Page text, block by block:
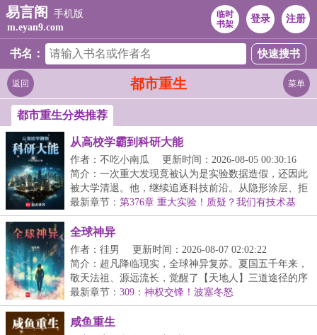
易言阁
手机版
m.eyan9.com
临时
书架
登录 注册
书名：
都市重生
返回 菜单
都市重生分类推荐
从高校学霸到科研大能
作者：不吃小南瓜
更新时间：2026-08-05 00:30:16
简介：一次重大发现竟被认为是实验数据造假，还因此
被大学清退。他，继续追逐科技前沿。从隐形涂层、拒
阻...
最新章节： 第376章 重大实验！质疑？我们有技术基
础！
全球神异
作者：徍男
更新时间：2026-08-07 02:02:22
简介：超凡降临现实，全球神异复苏。夏国五千年来，
敬天法祖、源远流长，觉醒了【天地人】三道途径的序
列...
最新章节： 309：神权交锋！波塞冬怒
咸鱼重生